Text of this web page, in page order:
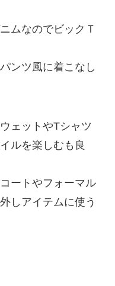
ムなのでビックＴ
ンツ風に着こなし
ェットやTシャツ
ルを楽しむも良
ートやフォーマル
しアイテムに使う